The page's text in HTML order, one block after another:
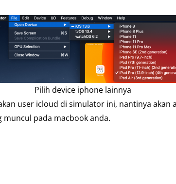
Pilih device iphone lainnya
user icloud di simulator ini, nantinya akan
muncul pada macbook anda.